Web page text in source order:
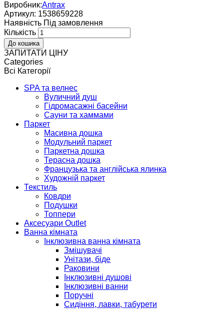
Виробник:Antrax
Артикул: 1538659228
Наявнiсть Пiд замовлення
Кількість
ЗАПИТАТИ ЦІНУ
Categories
Всі Категорії
SPA та велнес
Вуличний душ
Гідромасажні басейни
Сауни та хаммами
Паркет
Масивна дошка
Модульний паркет
Паркетна дошка
Терасна дошка
Французька та англійська ялинка
Художній паркет
Текстиль
Ковдри
Подушки
Топпери
Аксесуари Outlet
Ванна кімната
Інклюзивна ванна кімната
Змішувачі
Унітази, біде
Раковини
Інклюзивні душові
Інклюзивні ванни
Поручні
Сидіння, лавки, табурети